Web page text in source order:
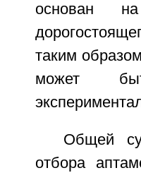
основан на
таким
может
Общей
отбора